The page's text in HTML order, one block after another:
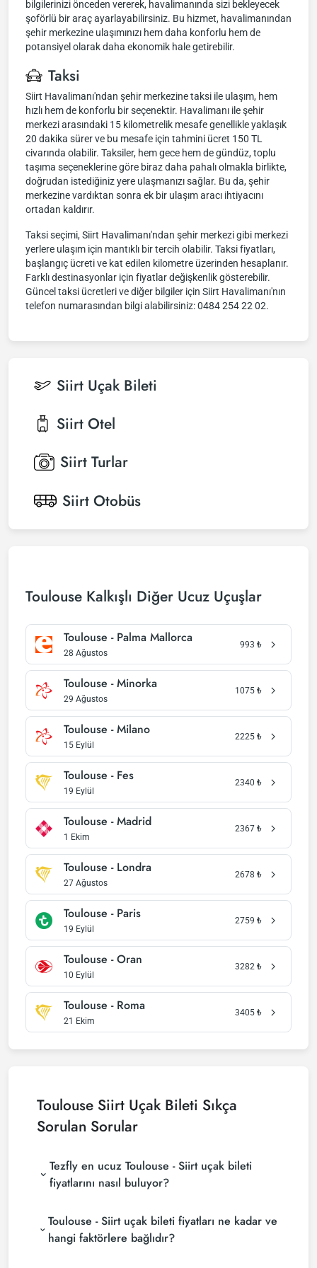
bilgilerinizi önceden vererek, havalimanında sizi bekleyecek
şoförlü bir araç ayarlayabilirsiniz. Bu hizmet, havalimanından
şehir merkezine ulaşımınızı hem daha konforlu hem de
potansiyel olarak daha ekonomik hale getirebilir.
Taksi
Siirt Havalimanı'ndan şehir merkezine taksi ile ulaşım, hem
hızlı hem de konforlu bir seçenektir. Havalimanı ile şehir
merkezi arasındaki 15 kilometrelik mesafe genellikle yaklaşık
20 dakika sürer ve bu mesafe için tahmini ücret 150 TL
civarında olabilir. Taksiler, hem gece hem de gündüz, toplu
taşıma seçeneklerine göre biraz daha pahalı olmakla birlikte,
doğrudan istediğiniz yere ulaşmanızı sağlar. Bu da, şehir
merkezine vardıktan sonra ek bir ulaşım aracı ihtiyacını
ortadan kaldırır.
Taksi seçimi, Siirt Havalimanı'ndan şehir merkezi gibi merkezi
yerlere ulaşım için mantıklı bir tercih olabilir. Taksi fiyatları,
başlangıç ücreti ve kat edilen kilometre üzerinden hesaplanır.
Farklı destinasyonlar için fiyatlar değişkenlik gösterebilir.
Güncel taksi ücretleri ve diğer bilgiler için Siirt Havalimanı'nın
telefon numarasından bilgi alabilirsiniz: 0484 254 22 02.
Siirt Uçak Bileti
Siirt Otel
Siirt Turlar
Siirt Otobüs
Toulouse Kalkışlı Diğer Ucuz Uçuşlar
Toulouse - Palma Mallorca
28 Ağustos
993 ₺
Toulouse - Minorka
29 Ağustos
1075 ₺
Toulouse - Milano
15 Eylül
2225 ₺
Toulouse - Fes
19 Eylül
2340 ₺
Toulouse - Madrid
1 Ekim
2367 ₺
Toulouse - Londra
27 Ağustos
2678 ₺
Toulouse - Paris
19 Eylül
2759 ₺
Toulouse - Oran
10 Eylül
3282 ₺
Toulouse - Roma
21 Ekim
3405 ₺
Toulouse Siirt Uçak Bileti Sıkça
Sorulan Sorular
Tezfly en ucuz Toulouse - Siirt uçak bileti
fiyatlarını nasıl buluyor?
bulmak için tur operatörleri, büyük rezervasyon
siteleri (konsolidatörler) ve yüzlerce havayolu
sitesini aramaktadır. Tezfly sitesinde yapacağın tek
Toulouse - Siirt uçak bileti fiyatları ne kadar ve
hangi faktörlere bağlıdır?